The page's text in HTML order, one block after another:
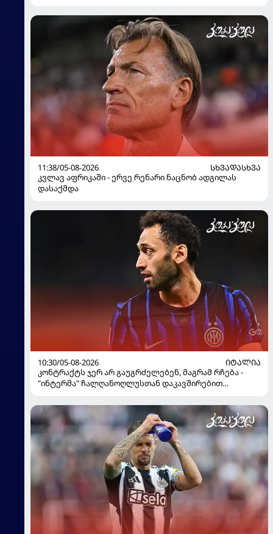
11:38/05-08-2026
ᲡᲮᲕᲐᲓᲐᲡᲮᲕᲐ
კვლავ აფრიკაში - ერვე რენარი ნაცნობ ადგილას
დასაქმდა
10:30/05-08-2026
ᲘᲢᲐᲚᲘᲐ
კონტრაქტს ჯერ არ გაუგრძელებენ, მაგრამ რჩება -
"ინტერმა" ჩალღანოღლუსთან დაკავშირებით